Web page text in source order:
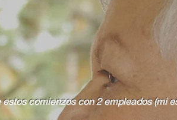
comienzos con 2 empleados (mi